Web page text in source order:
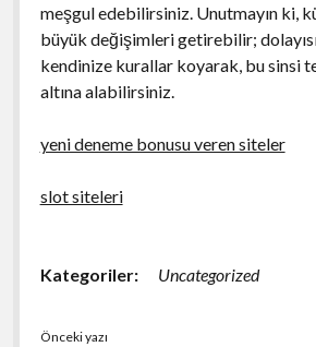
meşgul edebilirsiniz. Unutmayın ki,
büyük değişimleri getirebilir;
kendinize kurallar koyarak, bu sinsi
altına alabilirsiniz.
yeni deneme bonusu veren siteler
slot siteleri
Kategoriler: Uncategorized
Önceki yazı